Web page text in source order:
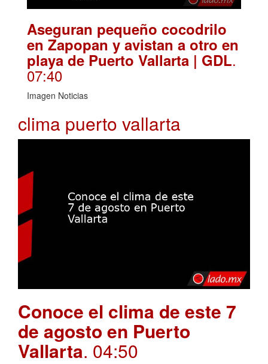
Aseguran pequeño cocodrilo
en Zapopan y avistan a otro en
playa de Puerto Vallarta | GDL.
07:40
Imagen Noticias
clima puerto vallarta
Conoce el clima de este 7
de agosto en Puerto
Vallarta. 04:50